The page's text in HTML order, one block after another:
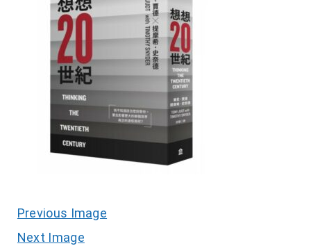
Previous Image
Next Image